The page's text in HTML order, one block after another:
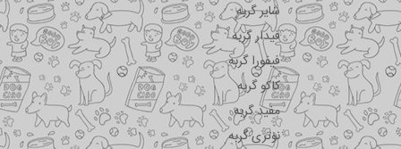
شایر گربه
فیدار گربه
فیفورا گربه
کاکو گربه
مفید گربه
نوتری گربه